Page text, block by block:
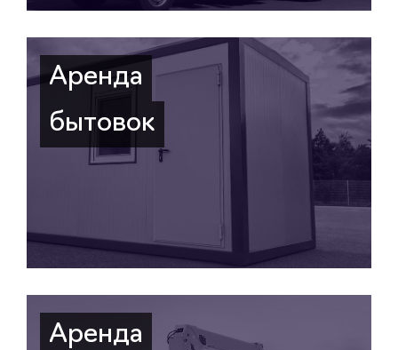
Аренда
бытовок
Аренда